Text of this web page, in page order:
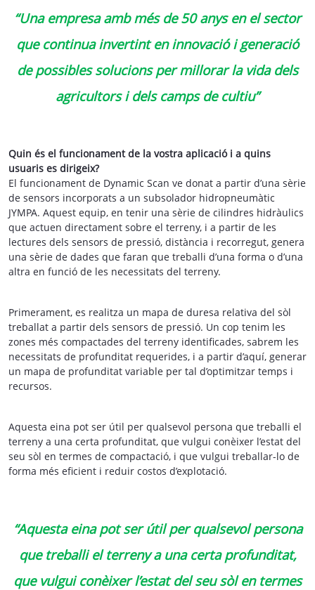
“Una empresa amb més de 50 anys en el sector
que continua invertint en innovació i generació
de possibles solucions per millorar la vida dels
agricultors i dels camps de cultiu”
Quin és el funcionament de la vostra aplicació i a quins
usuaris es dirigeix?
El funcionament de Dynamic Scan ve donat a partir d’una sèrie
de sensors incorporats a un subsolador hidropneumàtic
JYMPA. Aquest equip, en tenir una sèrie de cilindres hidràulics
que actuen directament sobre el terreny, i a partir de les
lectures dels sensors de pressió, distància i recorregut, genera
una sèrie de dades que faran que treballi d’una forma o d’una
altra en funció de les necessitats del terreny.
Primerament, es realitza un mapa de duresa relativa del sòl
treballat a partir dels sensors de pressió. Un cop tenim les
zones més compactades del terreny identificades, sabrem les
necessitats de profunditat requerides, i a partir d’aquí, generar
un mapa de profunditat variable per tal d’optimitzar temps i
recursos.
Aquesta eina pot ser útil per qualsevol persona que treballi el
terreny a una certa profunditat, que vulgui conèixer l’estat del
seu sòl en termes de compactació, i que vulgui treballar-lo de
forma més eficient i reduir costos d’explotació.
“Aquesta eina pot ser útil per qualsevol persona
que treballi el terreny a una certa profunditat,
que vulgui conèixer l’estat del seu sòl en termes